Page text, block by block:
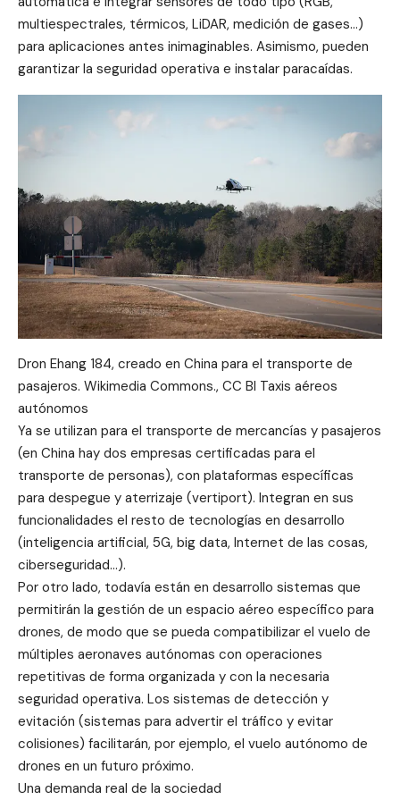
multiespectrales, térmicos, LiDAR, medición de gases…)
para aplicaciones antes inimaginables. Asimismo, pueden
garantizar la seguridad operativa e instalar paracaídas.
Dron Ehang 184, creado en China para el transporte de
pasajeros. Wikimedia Commons., CC BI Taxis aéreos
autónomos
Ya se utilizan para el transporte de mercancías y pasajeros
(en China hay dos empresas certificadas para el
transporte de personas), con plataformas específicas
para despegue y aterrizaje (vertiport). Integran en sus
funcionalidades el resto de tecnologías en desarrollo
(inteligencia artificial, 5G, big data, Internet de las cosas,
ciberseguridad…).
Por otro lado, todavía están en desarrollo sistemas que
permitirán la gestión de un espacio aéreo específico para
drones, de modo que se pueda compatibilizar el vuelo de
múltiples aeronaves autónomas con operaciones
repetitivas de forma organizada y con la necesaria
seguridad operativa. Los sistemas de detección y
evitación (sistemas para advertir el tráfico y evitar
colisiones) facilitarán, por ejemplo, el vuelo autónomo de
drones en un futuro próximo.
Una demanda real de la sociedad